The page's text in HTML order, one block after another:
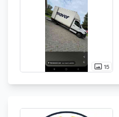
photo_size_select_actual 15